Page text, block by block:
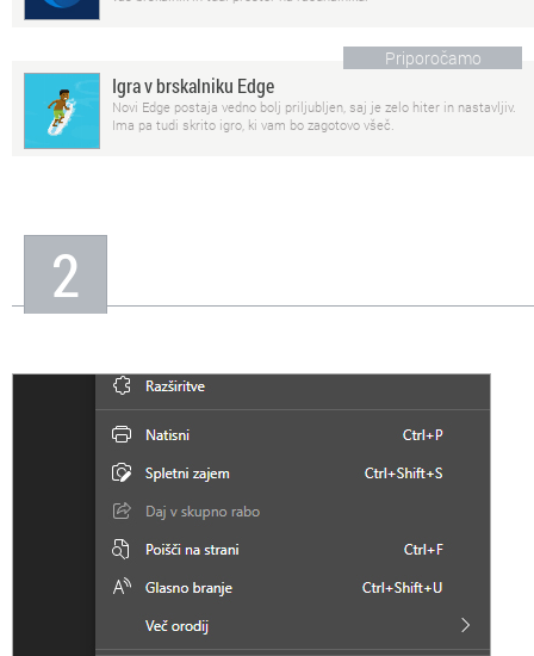
Priporočamo
Igra v brskalniku Edge
Novi Edge postaja vedno bolj priljubljen, saj je zelo hiter in nastavljiv.
Ima pa tudi skrito igro, ki vam bo zagotovo všeč.
2